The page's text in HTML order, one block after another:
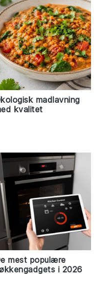
madlavning
kvalitet
mest populære
i 2026